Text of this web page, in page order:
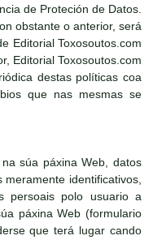
de Proteción de Datos.
obstante o anterior, será
Editorial Toxosoutos.com
Editorial Toxosoutos.com
destas políticas coa
que nas mesmas se
súa páxina Web, datos
identificativos,
persoais polo usuario a
páxina Web (formulario
que terá lugar cando